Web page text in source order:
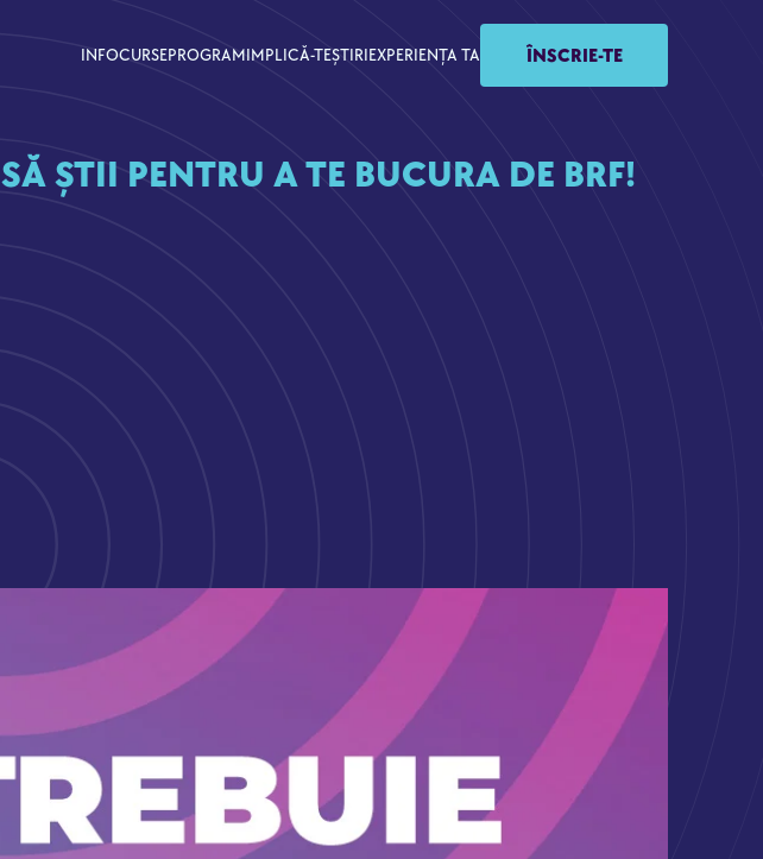
INFOCURSEPROGRAMIMPLICĂ-TEȘTIRIEXPERIENȚA TA ÎNSCRIE-TE
ȘTII PENTRU A TE BUCURA DE BRF!